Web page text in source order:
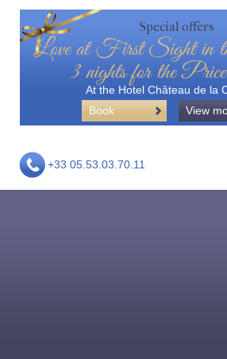
Special offers
Love at First Sight in
3 nights for the
At the Hotel Château de la
Book
View
+33 05.53.03.70.11